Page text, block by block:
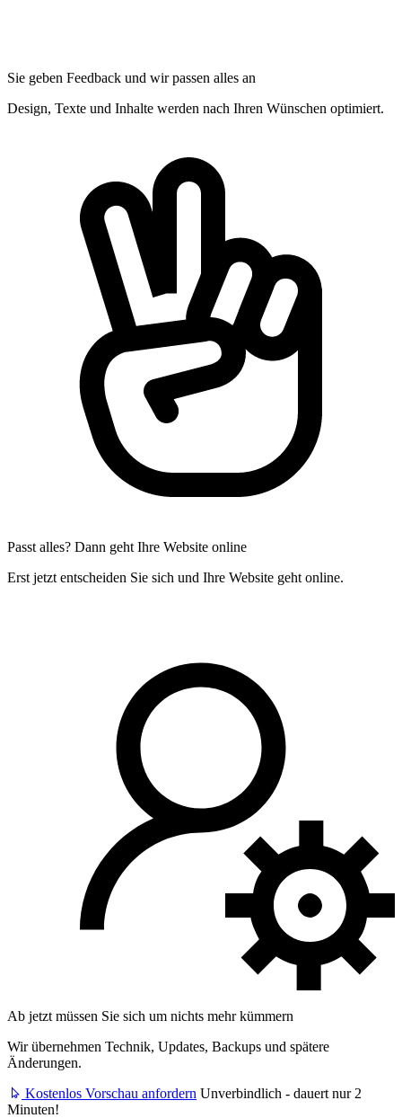
Sie geben Feedback und wir passen alles an
Design, Texte und Inhalte werden nach Ihren Wünschen optimiert.
Passt alles? Dann geht Ihre Website online
Erst jetzt entscheiden Sie sich und Ihre Website geht online.
Ab jetzt müssen Sie sich um nichts mehr kümmern
Wir übernehmen Technik, Updates, Backups und spätere
Änderungen.
Kostenlos Vorschau anfordern Unverbindlich - dauert nur 2
Minuten!